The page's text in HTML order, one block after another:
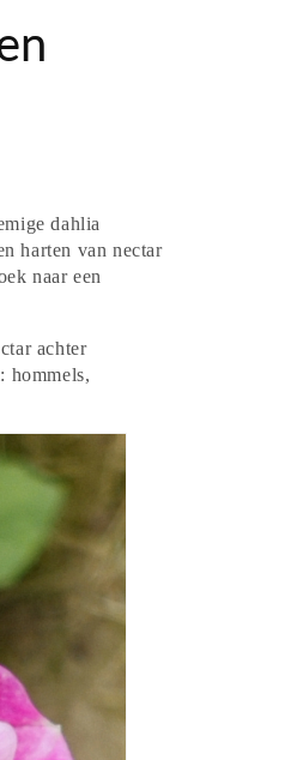
dahlia
harten van nectar
naar een
achter
hommels,